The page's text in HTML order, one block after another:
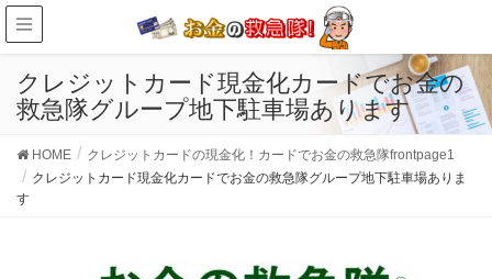
クレジットカード現金化カードでお金の
救急隊グループ地下駐車場あります
HOME
クレジットカードの現金化！カードでお金の救急隊frontpage1
クレジットカード現金化カードでお金の救急隊グループ地下駐車場ありま
す